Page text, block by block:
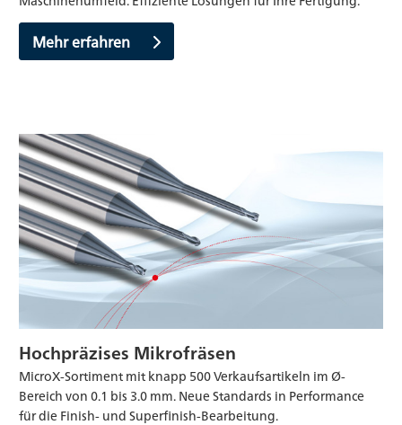
Mehr erfahren
Hochpräzises Mikrofräsen
MicroX-Sortiment mit knapp 500 Verkaufsartikeln im Ø-
Bereich von 0.1 bis 3.0 mm. Neue Standards in Performance
für die Finish- und Superfinish-Bearbeitung.